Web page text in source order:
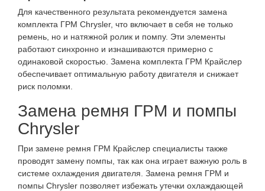
Для качественного результата рекомендуется замена
комплекта ГРМ Chrysler, что включает в себя не только
ремень, но и натяжной ролик и помпу. Эти элементы
работают синхронно и изнашиваются примерно с
одинаковой скоростью. Замена комплекта ГРМ Крайслер
обеспечивает оптимальную работу двигателя и снижает
риск поломки.
Замена ремня ГРМ и помпы
Chrysler
При замене ремня ГРМ Крайслер специалисты также
проводят замену помпы, так как она играет важную роль в
системе охлаждения двигателя. Замена ремня ГРМ и
помпы Chrysler позволяет избежать утечки охлаждающей